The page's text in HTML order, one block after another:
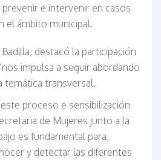
e intervenir en casos
el ámbito municipal.
destacó la participación
impulsa a seguir abordando
temática transversal.
proceso e sensibilización
de Mujeres junto a la
es fundamental para,
y detectar las diferentes